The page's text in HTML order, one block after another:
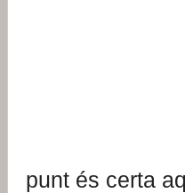
punt és certa